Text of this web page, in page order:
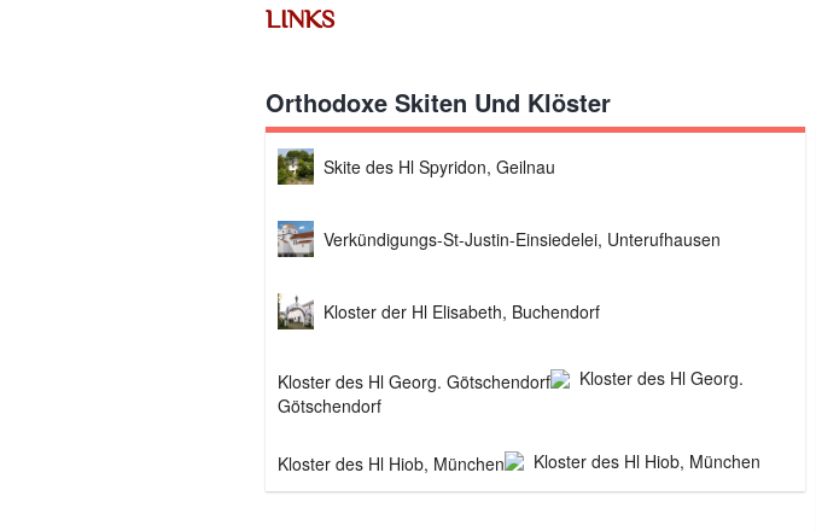
LINKS
Orthodoxe Skiten Und Klöster
Skite des Hl Spyridon, Geilnau
Verkündigungs-St-Justin-Einsiedelei, Unterufhausen
Kloster der Hl Elisabeth, Buchendorf
Kloster des Hl Georg.
Götschendorf
Kloster des Hl Hiob, München